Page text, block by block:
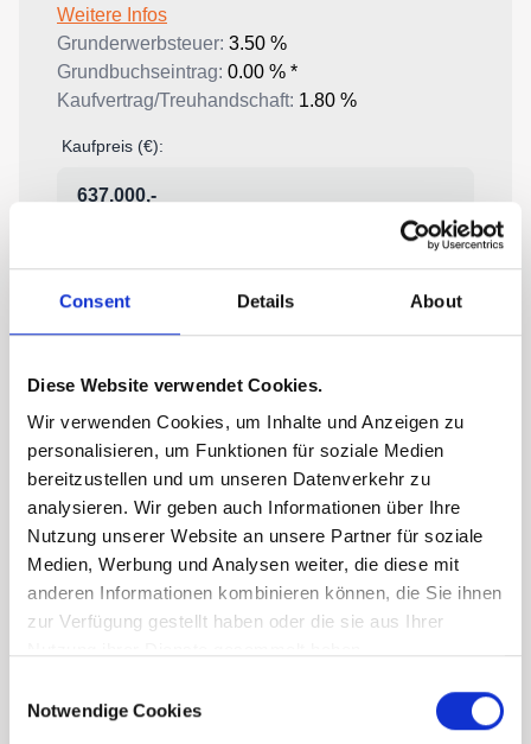
Consent Details About
Diese Website verwendet Cookies.
Wir verwenden Cookies, um Inhalte und Anzeigen zu
personalisieren, um Funktionen für soziale Medien
bereitzustellen und um unseren Datenverkehr zu
analysieren. Wir geben auch Informationen über Ihre
Nutzung unserer Website an unsere Partner für soziale
Medien, Werbung und Analysen weiter, die diese mit
anderen Informationen kombinieren können, die Sie ihnen
zur Verfügung gestellt haben oder die sie aus Ihrer
Selection
Notwendige Cookies